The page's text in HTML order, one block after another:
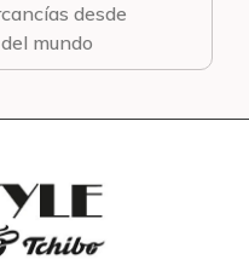
desde
mundo